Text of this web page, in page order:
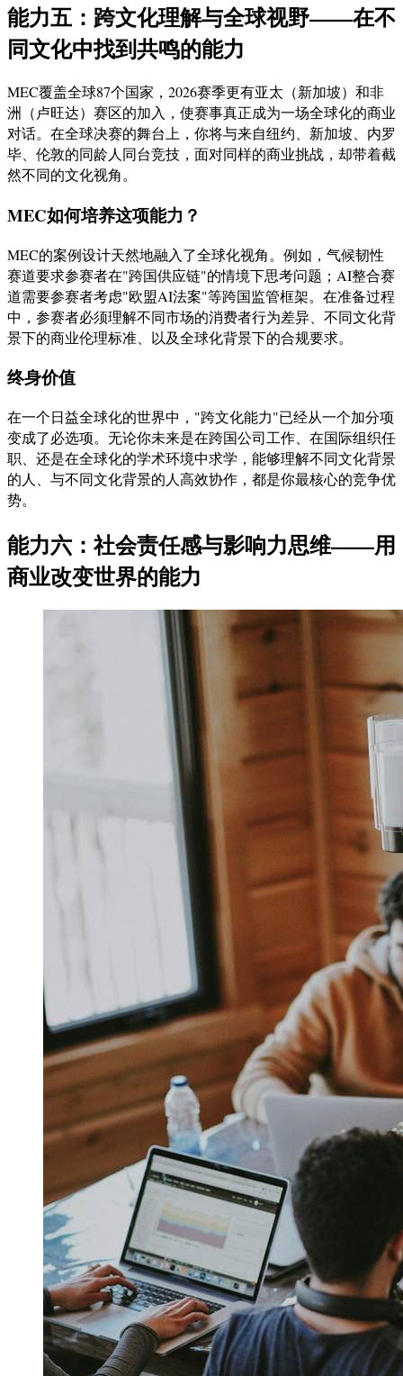
能力五：跨文化理解与全球视野——在不
同文化中找到共鸣的能力
MEC覆盖全球87个国家，2026赛季更有亚太（新加坡）和非
洲（卢旺达）赛区的加入，使赛事真正成为一场全球化的商业
对话。在全球决赛的舞台上，你将与来自纽约、新加坡、内罗
毕、伦敦的同龄人同台竞技，面对同样的商业挑战，却带着截
然不同的文化视角。
MEC如何培养这项能力？
MEC的案例设计天然地融入了全球化视角。例如，气候韧性
赛道要求参赛者在"跨国供应链"的情境下思考问题；AI整合赛
道需要参赛者考虑"欧盟AI法案"等跨国监管框架。在准备过程
中，参赛者必须理解不同市场的消费者行为差异、不同文化背
景下的商业伦理标准、以及全球化背景下的合规要求。
终身价值
在一个日益全球化的世界中，"跨文化能力"已经从一个加分项
变成了必选项。无论你未来是在跨国公司工作、在国际组织任
职、还是在全球化的学术环境中求学，能够理解不同文化背景
的人、与不同文化背景的人高效协作，都是你最核心的竞争优
势。
能力六：社会责任感与影响力思维——用
商业改变世界的能力